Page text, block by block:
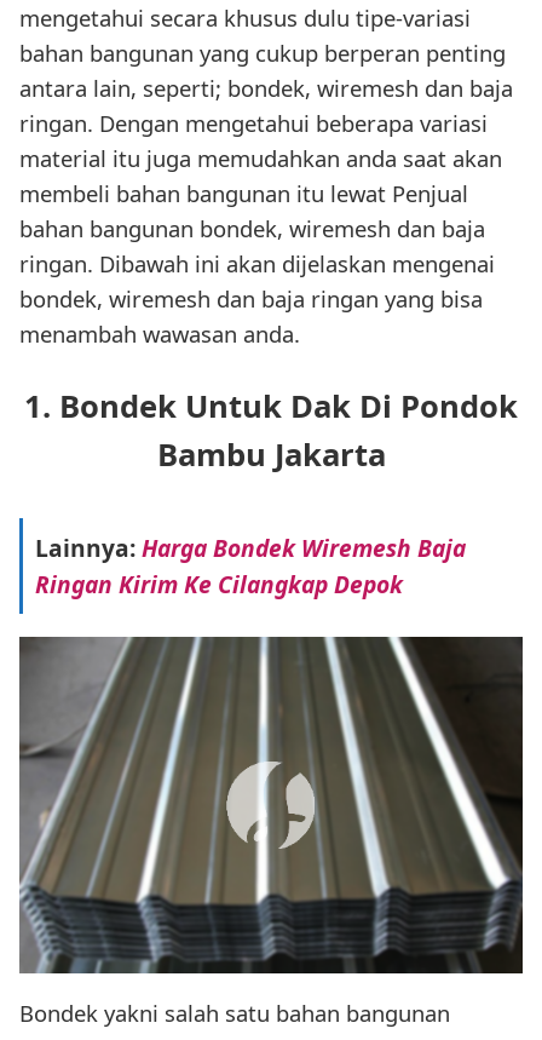
mengetahui secara khusus dulu tipe-variasi
bahan bangunan yang cukup berperan penting
antara lain, seperti; bondek, wiremesh dan baja
ringan. Dengan mengetahui beberapa variasi
material itu juga memudahkan anda saat akan
membeli bahan bangunan itu lewat Penjual
bahan bangunan bondek, wiremesh dan baja
ringan. Dibawah ini akan dijelaskan mengenai
bondek, wiremesh dan baja ringan yang bisa
menambah wawasan anda.
1. Bondek Untuk Dak Di Pondok
Bambu Jakarta
Lainnya:Harga Bondek Wiremesh Baja
Ringan Kirim Ke Cilangkap Depok
Bondek yakni salah satu bahan bangunan